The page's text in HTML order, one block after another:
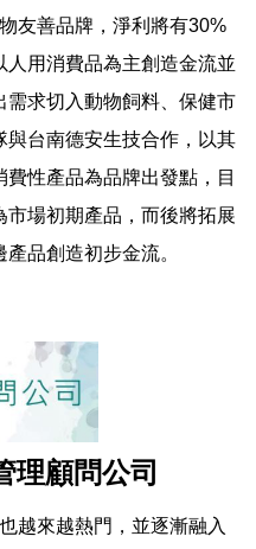
友善品牌，淨利將有30%
人用消費品為主創造金流並
需求切入動物飼料、保健市
台南德安生技合作，以其
性產品為品牌出發點，目
場初期產品，而後將拓展
品創造初步金流。
理顧問公司
越來越熱門，並逐漸融入